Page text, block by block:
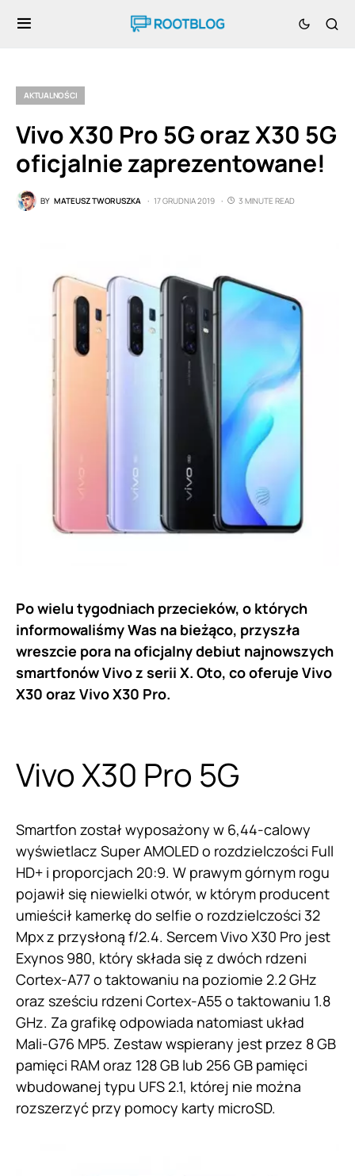
AKTUALNOŚCI
Vivo X30 Pro 5G oraz X30 5G
oficjalnie zaprezentowane!
BY MATEUSZ TWORUSZKA 17 GRUDNIA 2019 3 MINUTE READ
Po wielu tygodniach przecieków, o których
informowaliśmy Was na bieżąco, przyszła
wreszcie pora na oficjalny debiut najnowszych
smartfonów Vivo z serii X. Oto, co oferuje Vivo
X30 oraz Vivo X30 Pro.
Vivo X30 Pro 5G
Smartfon został wyposażony w 6,44-calowy
wyświetlacz Super AMOLED o rozdzielczości Full
HD+ i proporcjach 20:9. W prawym górnym rogu
pojawił się niewielki otwór, w którym producent
umieścił kamerkę do selfie o rozdzielczości 32
Mpx z przysłoną f/2.4. SercemVivo X30 Pro jest
Exynos 980, który składa się z dwóch rdzeni
Cortex-A77 o taktowaniu na poziomie 2.2 GHz
oraz sześciu rdzeni Cortex-A55 o taktowaniu 1.8
GHz. Za grafikę odpowiada natomiast układ
Mali-G76 MP5. Zestaw wspierany jest przez 8 GB
pamięci RAM oraz 128 GB lub 256 GB pamięci
wbudowanej typu UFS 2.1, której nie można
rozszerzyć przy pomocy karty microSD.